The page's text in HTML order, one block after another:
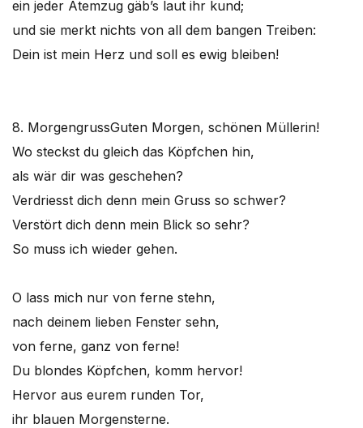
ein jeder Atemzug gäb’s laut ihr kund;
und sie merkt nichts von all dem bangen Treiben:
Dein ist mein Herz und soll es ewig bleiben!
8. MorgengrussGuten Morgen, schönen Müllerin!
Wo steckst du gleich das Köpfchen hin,
als wär dir was geschehen?
Verdriesst dich denn mein Gruss so schwer?
Verstört dich denn mein Blick so sehr?
So muss ich wieder gehen.
O lass mich nur von ferne stehn,
nach deinem lieben Fenster sehn,
von ferne, ganz von ferne!
Du blondes Köpfchen, komm hervor!
Hervor aus eurem runden Tor,
ihr blauen Morgensterne.